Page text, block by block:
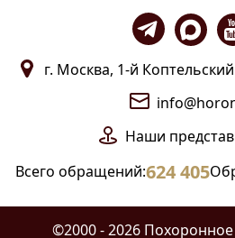
г. Москва, 1-й
Наши
Всего обращений:624 405
©2000 - 2026